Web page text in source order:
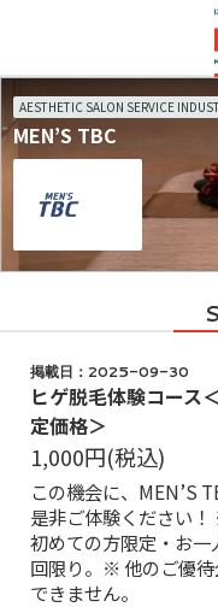
営業時間
アクセス
ファッション＆グッズ
ライフスタイルグッズ
フード＆レストラン
グルメガイドTOP
レストラン一覧
カフェ一覧
キッズメニュー一覧
取り扱いショップ一覧
新着ギフト
シネマガイドTOP
新着ギフト
キッズガイドTOP
AESTHETIC SALON SERVICE
MEN’S TBC
掲載日：2025-09-30
ヒゲ脱毛体験コース
定価格＞
1,000円(税込)
この機会に、MEN’S
是非ご体験ください
初めての方限定・お一
回限り。※ 他のご優
できません。